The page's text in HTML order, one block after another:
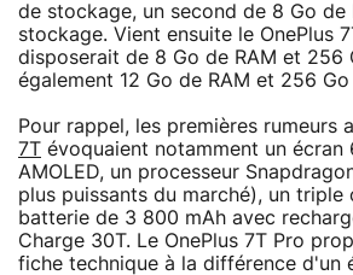
de stockage, un second de 8 Go de
stockage. Vient ensuite le OnePlus
disposerait de 8 Go de RAM et 256
également 12 Go de RAM et 256
Pour rappel, les premières rumeurs
7T évoquaient notamment un écran
AMOLED, un processeur
plus puissants du marché), un triple
batterie de 3 800 mAh avec
Charge 30T. Le OnePlus 7T Pro
fiche technique à la différence d'un